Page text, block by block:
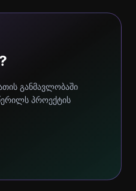
განმავლობაში
პროექტის